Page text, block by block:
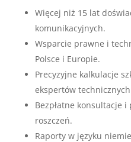
Więcej niż 15 lat
komunikacyjnych.
Wsparcie prawne i
Polsce i Europie.
Precyzyjne kalkulacje
ekspertów
Bezpłatne konsultacje
roszczeń.
Raporty w języku